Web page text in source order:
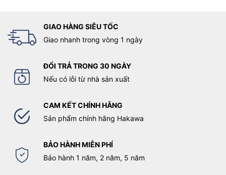
GIAO HÀNG SIÊU TỐC
Giao nhanh trong vòng 1 ngày
ĐỔI TRẢ TRONG 30 NGÀY
Nếu có lỗi từ nhà sản xuất
CAM KẾT CHÍNH HÃNG
Sản phẩm chính hãng Hakawa
BẢO HÀNH MIỄN PHÍ
Bảo hành 1 năm, 2 năm, 5 năm